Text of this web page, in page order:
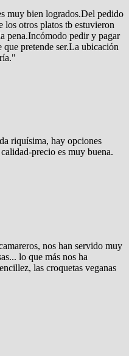
muy bien logrados.Del pedido
los otros platos tb estuvieron
pena.Incómodo pedir y pagar
que pretende ser.La ubicación
riquísima, hay opciones
precio es muy buena.
nos han servido muy
lo que más nos ha
las croquetas veganas